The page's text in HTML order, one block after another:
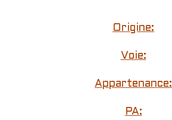
Origine:
Voie:
Appartenance:
PA: